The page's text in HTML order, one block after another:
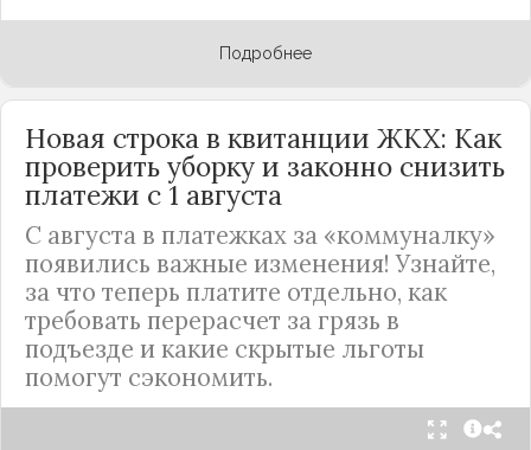
Подробнее
Новая строка в квитанции ЖКХ: Как
проверить уборку и законно снизить
платежи с 1 августа
С августа в платежках за «коммуналку»
появились важные изменения! Узнайте,
за что теперь платите отдельно, как
требовать перерасчет за грязь в
подъезде и какие скрытые льготы
помогут сэкономить.